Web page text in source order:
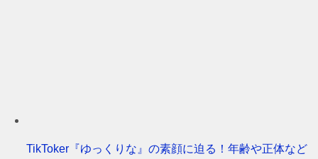
TikToker『ゆっくりな』の素顔に迫る！年齢や正体など